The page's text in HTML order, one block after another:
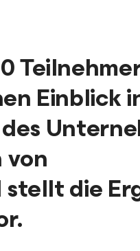
Einblick
die